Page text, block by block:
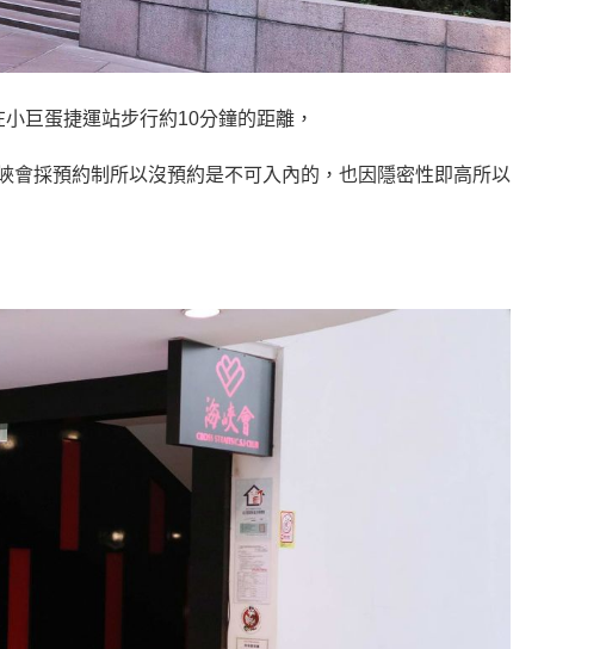
巨蛋捷運站步行約10分鐘的距離，
會採預約制所以沒預約是不可入內的，也因隱密性即高所以